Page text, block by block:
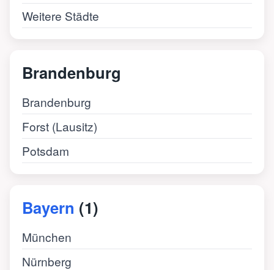
Weitere Städte
Brandenburg
Brandenburg
Forst (Lausitz)
Potsdam
Bayern (1)
München
Nürnberg